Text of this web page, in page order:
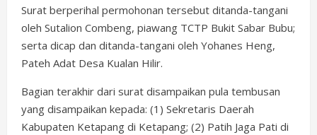
Surat berperihal permohonan tersebut ditanda-tangani
oleh Sutalion Combeng, piawang TCTP Bukit Sabar Bubu;
serta dicap dan ditanda-tangani oleh Yohanes Heng,
Pateh Adat Desa Kualan Hilir.
Bagian terakhir dari surat disampaikan pula tembusan
yang disampaikan kepada: (1) Sekretaris Daerah
Kabupaten Ketapang di Ketapang; (2) Patih Jaga Pati di